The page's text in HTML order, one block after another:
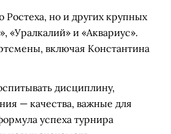
Ростеха, но и других крупных
«Уралкалий» и «Аквариус».
включая Константина
дисциплину,
— качества, важные для
успеха турнира